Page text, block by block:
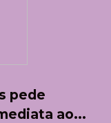
pede
ao...